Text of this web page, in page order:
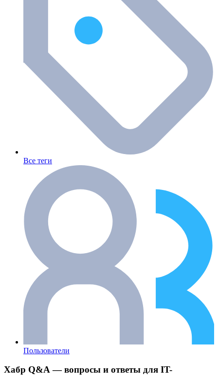
Все теги
Пользователи
Хабр Q&A — вопросы и ответы для IT-